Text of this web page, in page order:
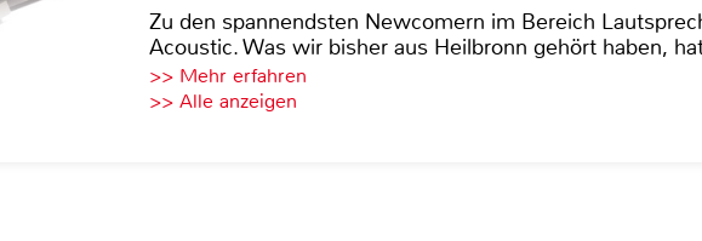
Zu den spannendsten Newcomern im Bereich
Acoustic. Was wir bisher aus Heilbronn gehört haben,
>> Mehr erfahren
>> Alle anzeigen